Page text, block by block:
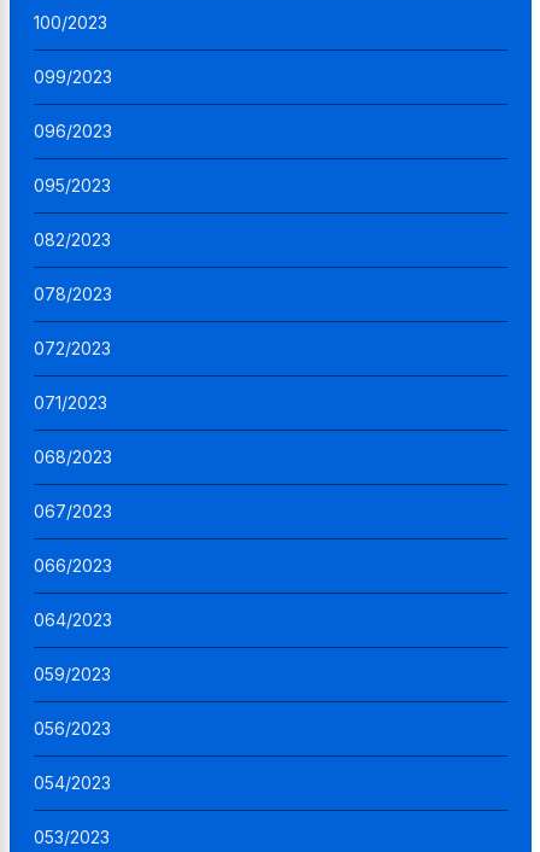
100/2023
099/2023
096/2023
095/2023
082/2023
078/2023
072/2023
071/2023
068/2023
067/2023
066/2023
064/2023
059/2023
056/2023
054/2023
053/2023